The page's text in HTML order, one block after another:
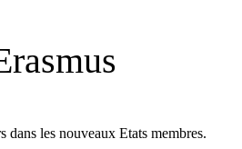
dans les nouveaux Etats membres.